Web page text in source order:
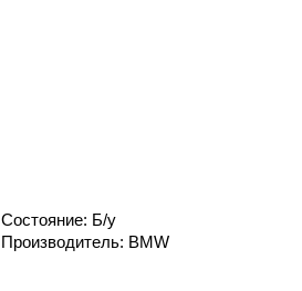
Состояние: Б/у
Производитель: BMW